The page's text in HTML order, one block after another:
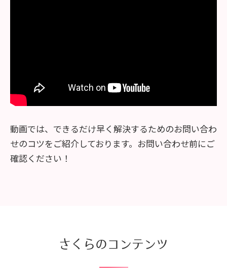
動画では、できるだけ早く解決するためのお問い合わ
せのコツをご紹介しております。お問い合わせ前にご
確認ください！
さくらのコンテンツ